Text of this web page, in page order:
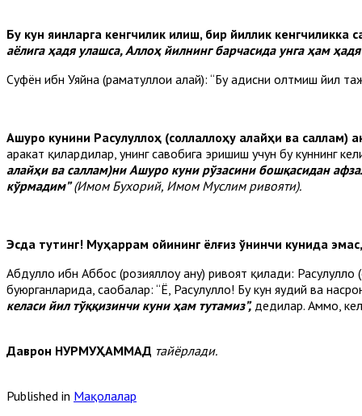
Бу кун яқинларга кенгчилик қилиш, бир йиллик кенгчиликка
аёлига ҳадя улашса, Аллоҳ йилнинг барчасида унга ҳам
Суфён ибн Уяйна (раҳматуллоҳи алайҳ): “Бу ҳадисни олтмиш йил
Ашуро кунини Расулуллоҳ (соллаллоҳу алайҳи ва саллам)
ҳаракат қилардилар, унинг савобига эришиш учун бу куннинг
алайҳи ва саллам)ни Ашуро куни рўзасини бошқасидан
кўрмадим” (Имом Бухорий, Имом Муслим ривояти).
Эсда тутинг! Муҳаррам ойининг ёлғиз ўнинчи кунида
Абдуллоҳ ибн Аббос (розияллоҳу анҳу) ривоят қилади:
буюрганларида, саҳобалар: “Ё, Расулуллоҳ! Бу кун яҳудий ва
келаси йил тўққизинчи куни ҳам тутамиз”,дедилар. Аммо,
Даврон НУРМУҲАММАД тайёрлади.
Published in Мақолалар